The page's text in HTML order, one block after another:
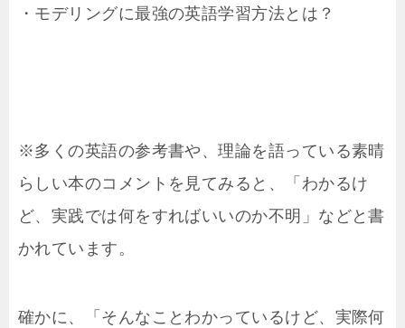
・モデリングに最強の英語学習方法とは？
※多くの英語の参考書や、理論を語っている素晴
らしい本のコメントを見てみると、「わかるけ
ど、実践では何をすればいいのか不明」などと書
かれています。
確かに、「そんなことわかっているけど、実際何